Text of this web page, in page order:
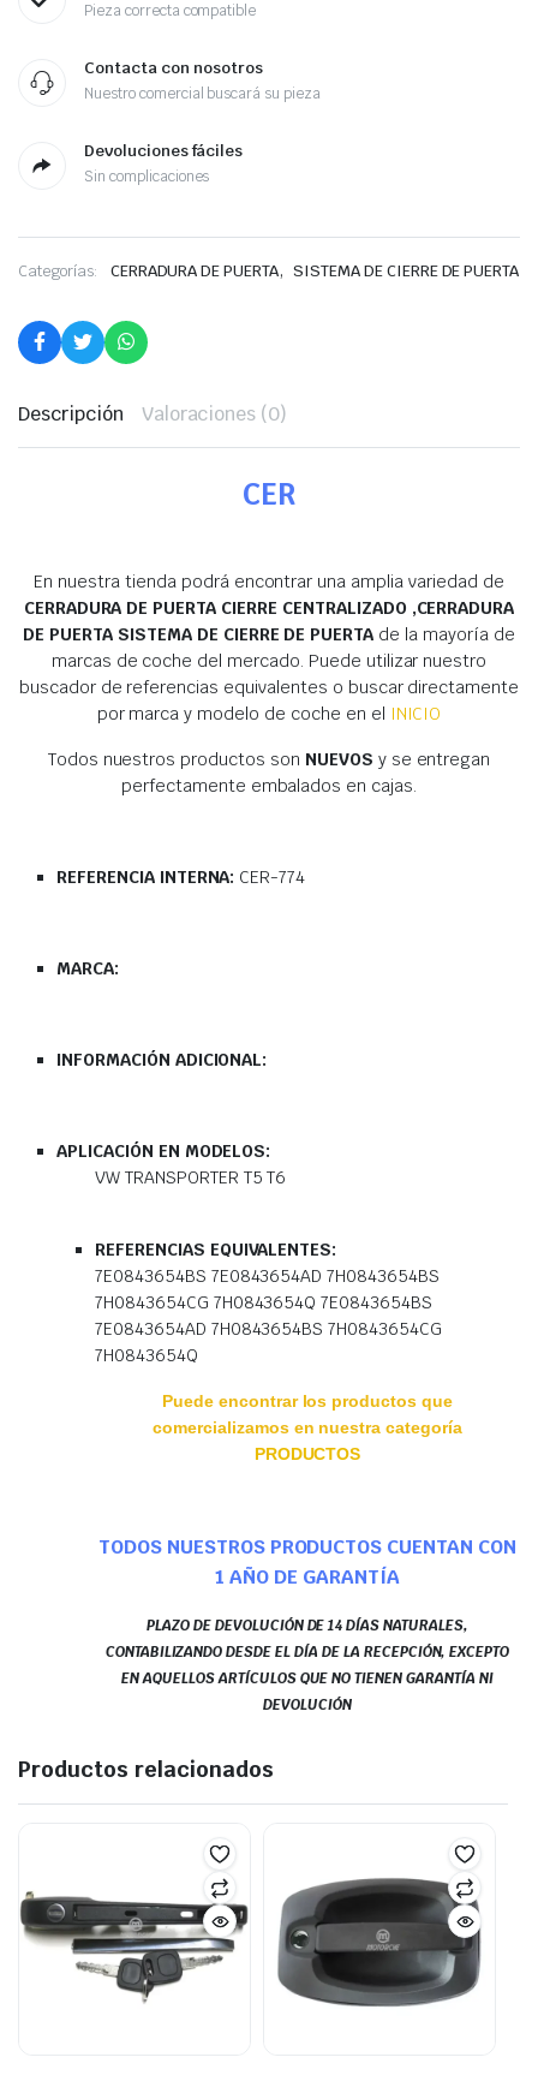
Pieza correcta compatible
Contacta con nosotros
Nuestro comercial buscará su pieza
Devoluciones fáciles
Sin complicaciones
Categorías: CERRADURA DE PUERTA, SISTEMA DE CIERRE DE PUERTA
Descripción Valoraciones (0)
CER
En nuestra tienda podrá encontrar una amplia variedad de
CERRADURA DE PUERTA CIERRE CENTRALIZADO ,CERRADURA
DE PUERTA SISTEMA DE CIERRE DE PUERTA de la mayoría de
marcas de coche del mercado. Puede utilizar nuestro
buscador de referencias equivalentes o buscar directamente
por marca y modelo de coche en el INICIO
Todos nuestros productos son NUEVOS y se entregan
perfectamente embalados en cajas.
REFERENCIA INTERNA: CER-774
MARCA:
INFORMACIÓN ADICIONAL:
APLICACIÓN EN MODELOS:
VW TRANSPORTER T5 T6
REFERENCIAS EQUIVALENTES:
7E0843654BS 7E0843654AD 7H0843654BS
7H0843654CG 7H0843654Q 7E0843654BS
7E0843654AD 7H0843654BS 7H0843654CG
7H0843654Q
Puede encontrar los productos que
comercializamos en nuestra categoría
PRODUCTOS
TODOS NUESTROS PRODUCTOS CUENTAN CON
1 AÑO DE GARANTÍA
PLAZO DE DEVOLUCIÓN DE 14 DÍAS NATURALES,
CONTABILIZANDO DESDE EL DÍA DE LA RECEPCIÓN, EXCEPTO
EN AQUELLOS ARTÍCULOS QUE NO TIENEN GARANTÍA NI
DEVOLUCIÓN
Productos relacionados